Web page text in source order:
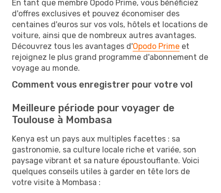
En tant que membre Opodo Prime, vous bénéficiez
d'offres exclusives et pouvez économiser des
centaines d'euros sur vos vols, hôtels et locations de
voiture, ainsi que de nombreux autres avantages.
Découvrez tous les avantages d'Opodo Prime et
rejoignez le plus grand programme d'abonnement de
voyage au monde.
Comment vous enregistrer pour votre vol
Meilleure période pour voyager de
Toulouse à Mombasa
Kenya est un pays aux multiples facettes : sa
gastronomie, sa culture locale riche et variée, son
paysage vibrant et sa nature époustouflante. Voici
quelques conseils utiles à garder en tête lors de
votre visite à Mombasa :